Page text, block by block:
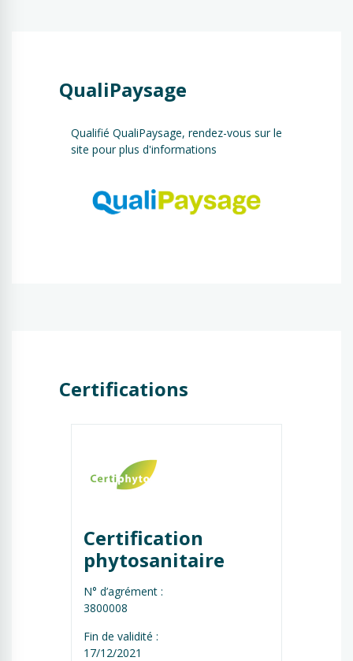
QualiPaysage
Qualifié QualiPaysage, rendez-vous sur le
site pour plus d'informations
Certifications
Certification
phytosanitaire
N° d’agrément :
3800008
Fin de validité :
17/12/2021